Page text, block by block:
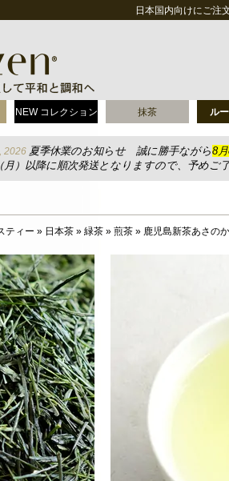
日本国内向けにご注
NEW コレクション 抹茶 ル
2026 夏季休業のお知らせ 誠に勝手ながら8
月）以降に順次発送となりますので、予めご
ティー » 日本茶 » 緑茶 » 煎茶 » 鹿児島新茶あさのか